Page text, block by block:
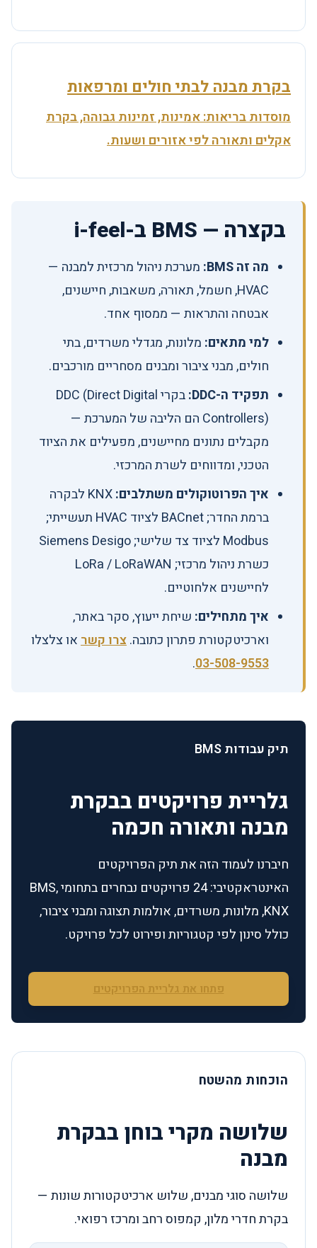
בקרת מבנה לבתי חולים ומרפאות
מוסדות בריאות: אמינות, זמינות גבוהה, בקרת
אקלים ותאורה לפי אזורים ושעות.
בקצרה — BMS ב-i-feel
מה זה BMS:
מערכת ניהול מרכזית למבנה —
HVAC, חשמל, תאורה, משאבות, חיישנים,
אבטחה והתראות — ממסוף אחד.
למי מתאים: מלונות, מגדלי משרדים, בתי
חולים, מבני ציבור ומבנים מסחריים מורכבים.
תפקיד ה-DDC:
בקרי DDC (Direct Digital
Controllers) הם הליבה של המערכת —
מקבלים נתונים מחיישנים, מפעילים את הציוד
הטכני, ומדווחים לשרת המרכזי.
איך הפרוטוקולים משתלבים:
KNX לבקרה
ברמת החדר; BACnet לציוד HVAC תעשייתי;
Modbus לציוד צד שלישי; Siemens Desigo
כשרת ניהול מרכזי; LoRa / LoRaWAN
לחיישנים אלחוטיים.
איך מתחילים: שיחת ייעוץ, סקר באתר,
וארכיטקטורת פתרון כתובה.צרו קשראו צלצלו
03-508-9553
.
תיק עבודות BMS
גלריית פרויקטים בבקרת
מבנה ותאורה חכמה
חיברנו לעמוד הזה את תיק הפרויקטים
האינטראקטיבי: 24 פרויקטים נבחרים בתחומי BMS,
KNX, מלונות, משרדים, אולמות תצוגה ומבני ציבור,
כולל סינון לפי קטגוריות ופירוט לכל פרויקט.
פתחו את גלריית הפרויקטים
הוכחות מהשטח
שלושה מקרי בוחן בבקרת
מבנה
שלושה סוגי מבנים, שלוש ארכיטקטורות שונות —
בקרת חדרי מלון, קמפוס רחב ומרכז רפואי.